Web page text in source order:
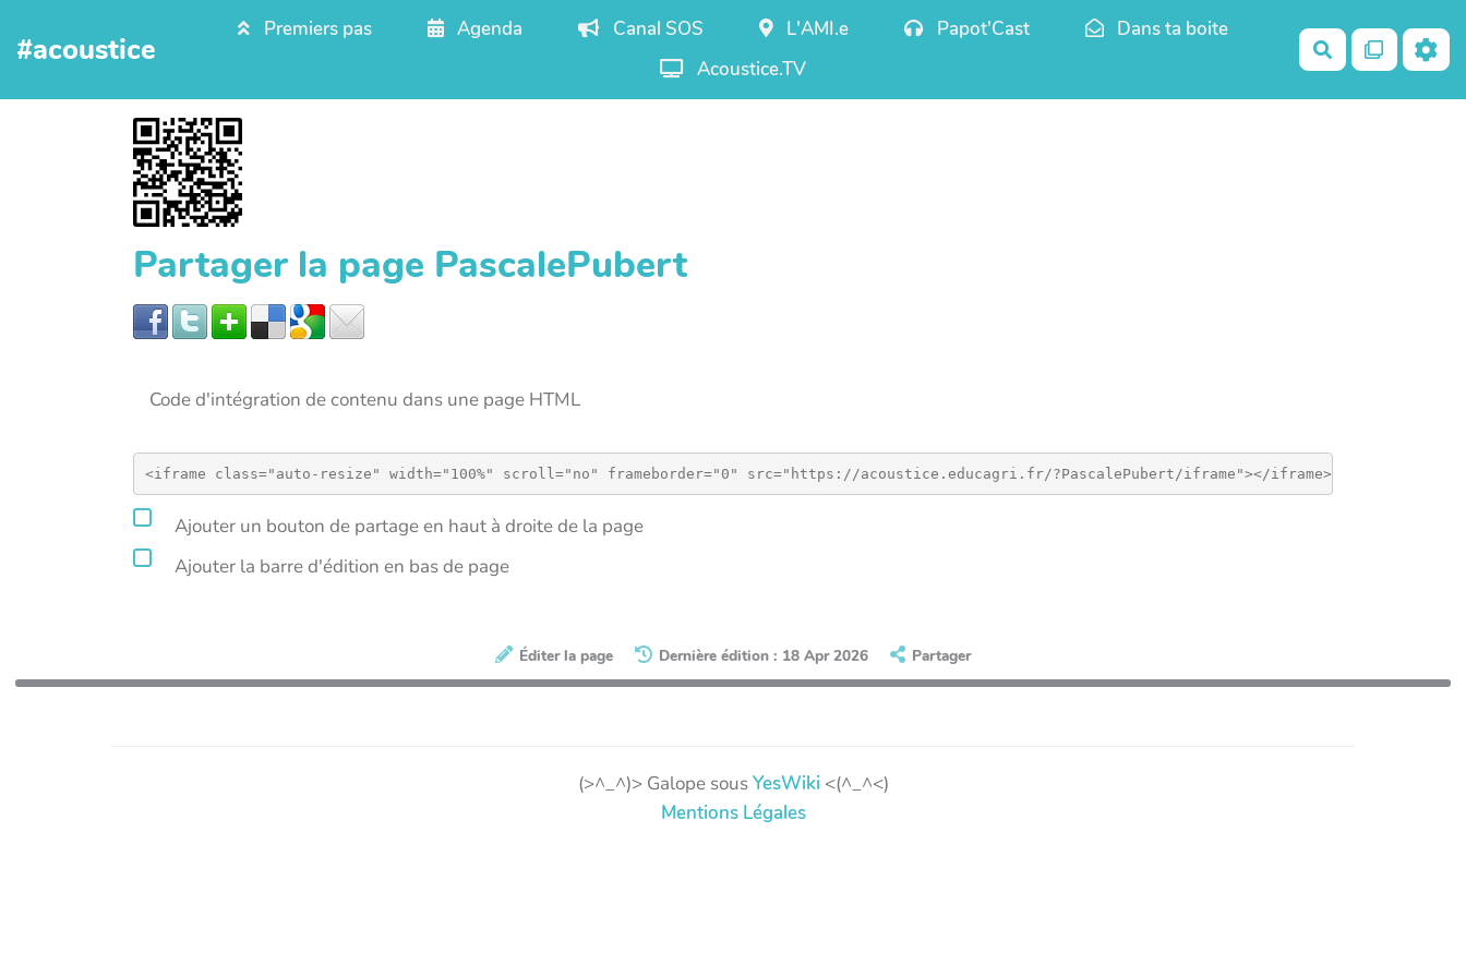
#acoustice
Premiers pas Agenda Canal SOS L'AMI.e Papot'Cast
Dans ta boite
Acoustice.TV
Rechercher
Partager la page PascalePubert
Code d'intégration de contenu dans une page HTML
Ajouter un bouton de partage en haut à droite de la page
Ajouter la barre d'édition en bas de page
Éditer la page Dernière édition : 18 Apr 2026 Partager
(>^_^)> Galope sousYesWiki <(^_^<)
Mentions Légales